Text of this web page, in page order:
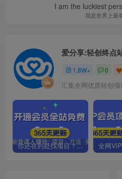
I am the luckiest
我是世界上最
爱分享:轻创终点
1.8W+ 0
汇集全网优质轻创
你还在到处找项目？还在当韭菜？我靠卖项目一个月收入5万+，曾经我也是个失败者。